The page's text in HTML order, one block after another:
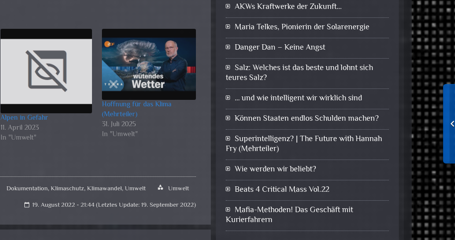
Alpen in Gefahr
11. April 2023
In "Umwelt"
Hoffnung für das Klima
(Mehrteiler)
31. Juli 2025
In "Umwelt"
Dokumentation,Klimaschutz,Klimawandel,Umwelt category Umwelt
calendar_today 19. August 2022 - 21:44 (Letztes Update: 19. September 2022)
AKWs Kraftwerke der Zukunft…
Maria Telkes, Pionierin der Solarenergie
Danger Dan – Keine Angst
Salz: Welches ist das beste und lohnt sich
teures Salz?
… und wie intelligent wir wirklich sind
Können Staaten endlos Schulden machen?
Superintelligenz? | The Future with Hannah
Fry (Mehrteiler)
Wie werden wir beliebt?
Beats 4 Critical Mass Vol.22
Mafia-Methoden! Das Geschäft mit
Kurierfahrern